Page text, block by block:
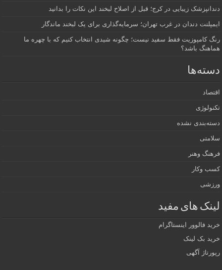
دندانپزشک زیبایی در کرج؛ قبل از اصلاح لبخند این نکات را بدانید
ایمپلنت دندان در غرب تهران؛ سرمایه‌گذاری برای یک لبخند ماندگار
رنگ کامپوزیت فقط سفید نیست؛ چگونه شیدی انتخاب کنیم که با چهره ما
هماهنگ باشد؟
دسته‌ها
اقتصاد
تکنولوژی
دسته‌بندی نشده
سلامتی
فرهنگ وهنر
کسب وکار
ورزشی
لینک های مفید
خرید فالوور اینستاگرام
خرید بک لینک
رپورتاژ آگهی